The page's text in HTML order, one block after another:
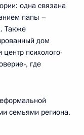
одна связана
папы –
Также
дом
центр психолого-
где
семьями региона.